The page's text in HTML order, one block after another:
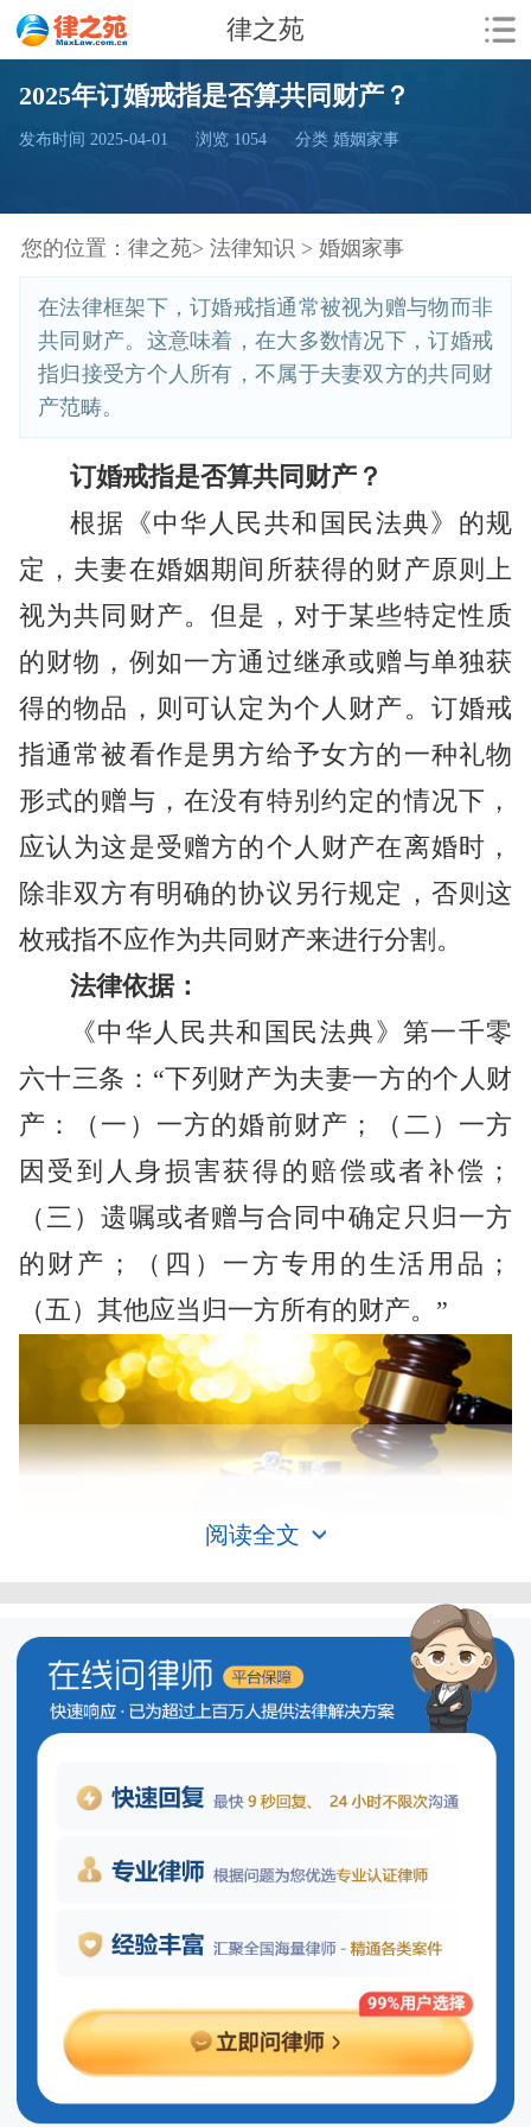
律之苑
2025年订婚戒指是否算共同财产？
发布时间 2025-04-01 浏览 1054 分类 婚姻家事
您的位置： 律之苑> 法律知识 > 婚姻家事
在法律框架下，订婚戒指通常被视为赠与物而非
共同财产。这意味着，在大多数情况下，订婚戒
指归接受方个人所有，不属于夫妻双方的共同财
产范畴。
订婚戒指是否算共同财产？
根据《中华人民共和国民法典》的规
定，夫妻在婚姻期间所获得的财产原则上
视为共同财产。但是，对于某些特定性质
的财物，例如一方通过继承或赠与单独获
得的物品，则可认定为个人财产。订婚戒
指通常被看作是男方给予女方的一种礼物
形式的赠与，在没有特别约定的情况下，
应认为这是受赠方的个人财产在离婚时，
除非双方有明确的协议另行规定，否则这
枚戒指不应作为共同财产来进行分割。
法律依据：
《中华人民共和国民法典》第一千零
六十三条：“下列财产为夫妻一方的个人财
产：（一）一方的婚前财产；（二）一方
因受到人身损害获得的赔偿或者补偿；
（三）遗嘱或者赠与合同中确定只归一方
的财产；（四）一方专用的生活用品；
（五）其他应当归一方所有的财产。”
订婚期间财产如何界定归属？
订婚并不等同于正式的婚姻关系，它
只是一种民间习俗，并不受《中华人民共
和国民法典》中关于婚姻家庭部分的直接
来或共同购买的财产处理方式，主要依据
双方是否有明确约定而定。如果双方通过
书面协议或其他形式明确约定了某些财产
的所有权归属，则应遵循这些约定；若没
有特别约定，则通常情况下，个人名下的
阅读全文